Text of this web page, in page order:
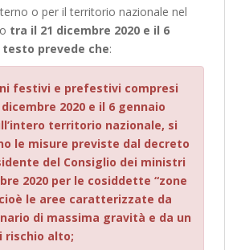
o per il territorio nazionale nel
tra il 21 dicembre 2020 e il 6
testo prevede che:
festivi e prefestivi compresi
2020 e il 6 gennaio
territorio nazionale, si
le misure previste dal decreto
del Consiglio dei ministri
2020 per le cosiddette “zone
le aree caratterizzate da
di massima gravità e da un
rischio alto;